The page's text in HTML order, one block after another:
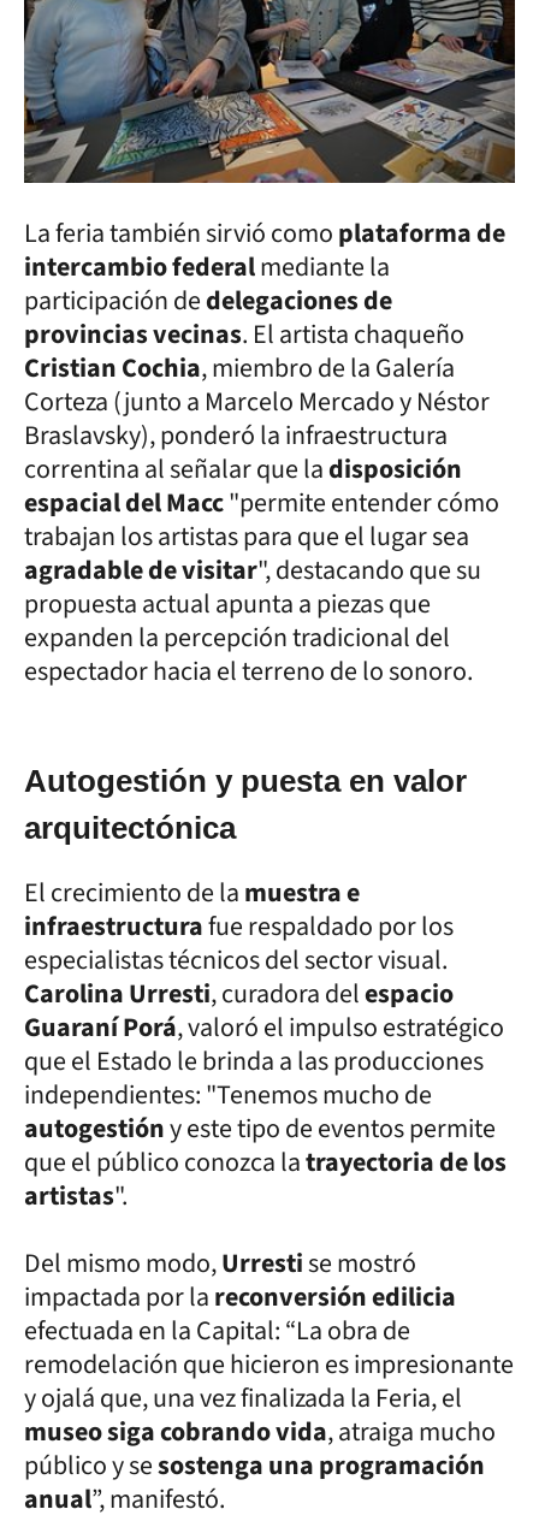
La feria también sirvió comoplataforma de
intercambio federalmediante la
participación dedelegaciones de
provincias vecinas. El artista chaqueño
Cristian Cochia, miembro de la Galería
Corteza (junto a Marcelo Mercado y Néstor
Braslavsky), ponderó la infraestructura
correntina al señalar que ladisposición
espacial del Macc"permite entender cómo
trabajan los artistas para que el lugar sea
agradable de visitar", destacando que su
propuesta actual apunta a piezas que
expanden la percepción tradicional del
espectador hacia el terreno de lo sonoro.
Autogestión y puesta en valor
arquitectónica
El crecimiento de lamuestra e
infraestructurafue respaldado por los
especialistas técnicos del sector visual.
Carolina Urresti, curadora delespacio
Guaraní Porá, valoró el impulso estratégico
que el Estado le brinda a las producciones
independientes: "Tenemos mucho de
autogestióny este tipo de eventos permite
que el público conozca latrayectoria de los
artistas".
Del mismo modo,Urrestise mostró
impactada por lareconversión edilicia
efectuada en la Capital: “La obra de
remodelación que hicieron es impresionante
y ojalá que, una vez finalizada la Feria, el
museo siga cobrando vida, atraiga mucho
público y sesostenga una programación
anual”, manifestó.